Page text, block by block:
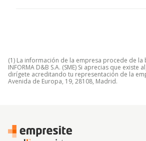
(1) La información de la empresa procede de la
INFORMA D&B S.A. (SME) Si aprecias que
dirígete acreditando tu representación de la
Avenida de Europa, 19, 28108, Madrid.